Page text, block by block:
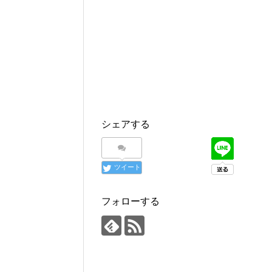
シェアする
ツイート
フォローする